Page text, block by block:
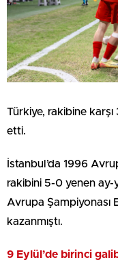
Türkiye, rakibine
etti.
İstanbul’da 1996
rakibini 5-0 yenen ay-
Avrupa Şampiyonası
kazanmıştı.
9 Eylül’de birinci